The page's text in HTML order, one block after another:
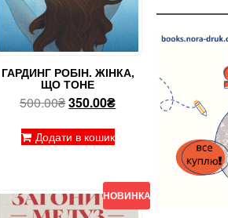
ГАРДИНГ РОБІН. ЖІНКА,
ЩО ТОНЕ
500.00₴Оригінальна
500.00₴.
350.00₴Поточна
Додати в кошик
НОВИНКА!